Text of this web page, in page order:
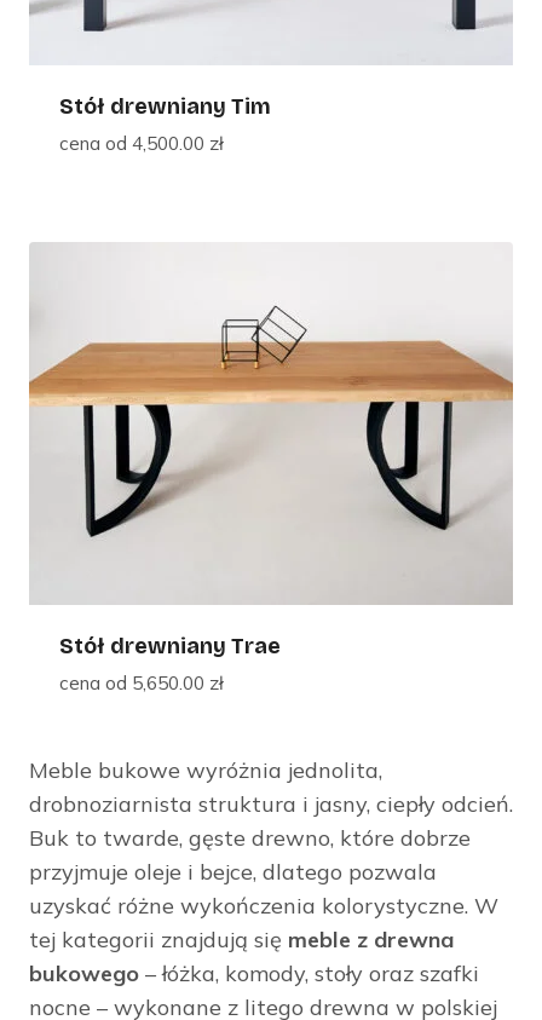
Stół drewniany Tim
cena od 4,500.00 zł
Stół drewniany Trae
cena od 5,650.00 zł
Meble bukowe wyróżnia jednolita,
drobnoziarnista struktura i jasny, ciepły odcień.
Buk to twarde, gęste drewno, które dobrze
przyjmuje oleje i bejce, dlatego pozwala
uzyskać różne wykończenia kolorystyczne. W
tej kategorii znajdują się meble z drewna
bukowego – łóżka, komody, stoły oraz szafki
nocne – wykonane z litego drewna w polskiej